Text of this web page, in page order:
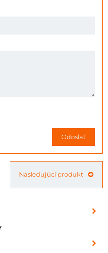
Odoslať
Nasledujúci produkt